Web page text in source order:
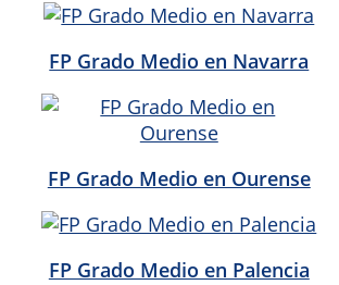
FP Grado Medio en Navarra
FP Grado Medio en Ourense
FP Grado Medio en Palencia